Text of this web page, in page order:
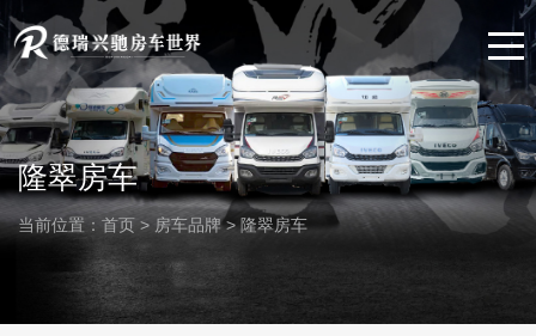
隆翠房车
当前位置：首页 > 房车品牌> 隆翠房车